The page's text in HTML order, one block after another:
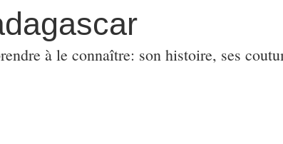
à le connaître: son histoire, ses